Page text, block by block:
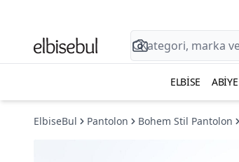
ELBISE ABIYE
ElbiseBul Pantolon Bohem Stil Pantolon